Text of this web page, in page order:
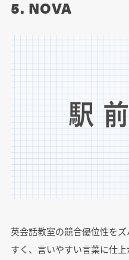
5. NOVA
英会話教室の競合優位性を
すく、言いやすい言葉に仕